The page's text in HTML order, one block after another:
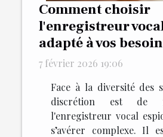
Comment choisir
l'enregistreur
adapté à vos
7 février 2026 19:06
Face à la diversité des
discrétion est de
l'enregistreur vocal
s’avérer complexe. Il